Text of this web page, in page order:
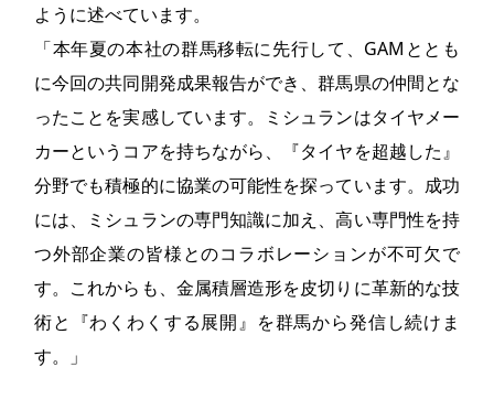
ように述べています。
「本年夏の本社の群馬移転に先行して、GAMととも
に今回の共同開発成果報告ができ、群馬県の仲間とな
ったことを実感しています。ミシュランはタイヤメー
カーというコアを持ちながら、『タイヤを超越した』
分野でも積極的に協業の可能性を探っています。成功
には、ミシュランの専門知識に加え、高い専門性を持
つ外部企業の皆様とのコラボレーションが不可欠で
す。これからも、金属積層造形を皮切りに革新的な技
術と『わくわくする展開』を群馬から発信し続けま
す。」